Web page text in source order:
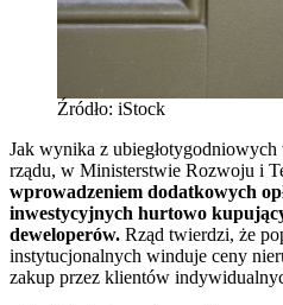
Źródło: iStock
Jak wynika z
rządu, w Ministerstwie Rozwoju i
wprowadzeniem dodatkowych
inwestycyjnych hurtowo
deweloperów. Rząd twierdzi, że
instytucjonalnych winduje ceny
zakup przez klientów